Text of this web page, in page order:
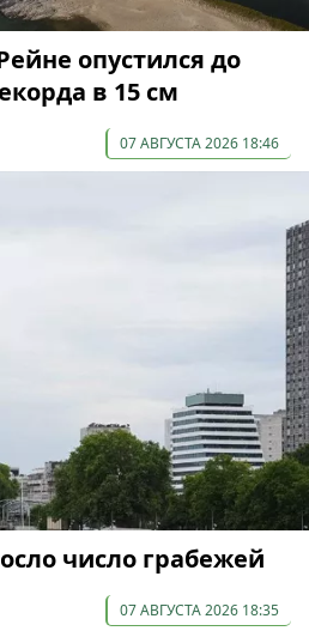
опустился до
в 15 см
07 АВГУСТА 2026 18:46
число грабежей
07 АВГУСТА 2026 18:35